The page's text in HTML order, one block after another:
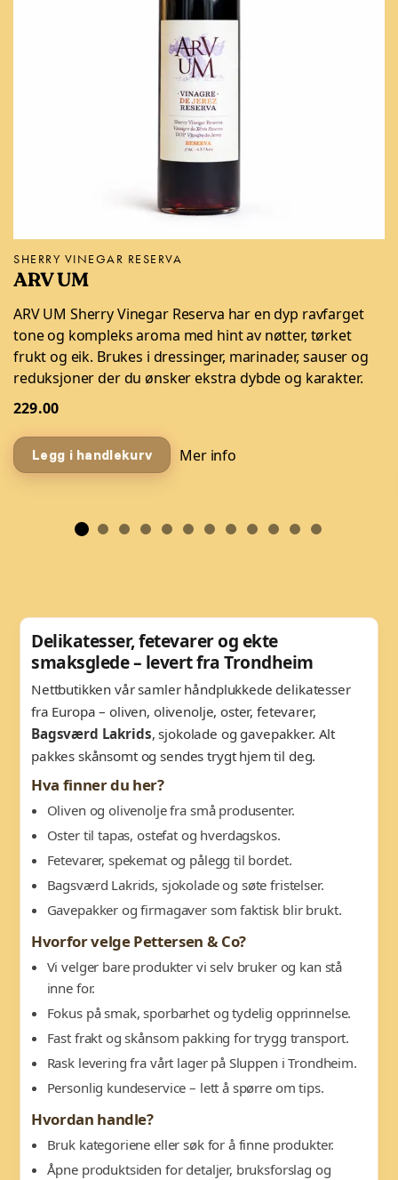
SHERRY VINEGAR RESERVA
ARV UM
ARV UM Sherry Vinegar Reserva har en dyp ravfarget
tone og kompleks aroma med hint av nøtter, tørket
frukt og eik. Brukes i dressinger, marinader, sauser og
reduksjoner der du ønsker ekstra dybde og karakter.
229.00
Legg i handlekurv Mer info
Delikatesser, fetevarer og ekte
smaksglede – levert fra Trondheim
Nettbutikken vår samler håndplukkede delikatesser
fra Europa – oliven, olivenolje, oster, fetevarer,
Bagsværd Lakrids, sjokolade og gavepakker. Alt
pakkes skånsomt og sendes trygt hjem til deg.
Hva finner du her?
Oliven og olivenolje fra små produsenter.
Oster til tapas, ostefat og hverdagskos.
Fetevarer, spekemat og pålegg til bordet.
Bagsværd Lakrids, sjokolade og søte fristelser.
Gavepakker og firmagaver som faktisk blir brukt.
Hvorfor velge Pettersen & Co?
Vi velger bare produkter vi selv bruker og kan stå
inne for.
Fokus på smak, sporbarhet og tydelig opprinnelse.
Fast frakt og skånsom pakking for trygg transport.
Rask levering fra vårt lager på Sluppen i Trondheim.
Personlig kundeservice – lett å spørre om tips.
Hvordan handle?
Bruk kategoriene eller søk for å finne produkter.
Åpne produktsiden for detaljer, bruksforslag og